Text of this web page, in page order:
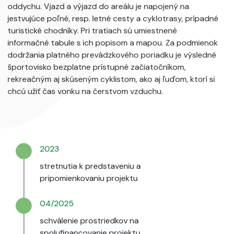
oddychu. Vjazd a výjazd do areálu je napojený na
jestvujúce poľné, resp. letné cesty a cyklotrasy, prípadné
turistické chodníky. Pri tratiach sú umiestnené
informačné tabule s ich popisom a mapou. Za podmienok
dodržania platného prevádzkového poriadku je výsledné
športovisko bezplatne prístupné začiatočníkom,
rekreačným aj skúseným cyklistom, ako aj ľuďom, ktorí si
chcú užiť čas vonku na čerstvom vzduchu.
2023
stretnutia k predstaveniu a
pripomienkovaniu projektu
04/2025
schválenie prostriedkov na